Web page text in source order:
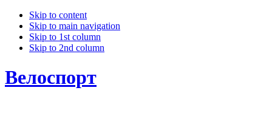
Skip to content
Skip to main navigation
Skip to 1st column
Skip to 2nd column
Велоспорт